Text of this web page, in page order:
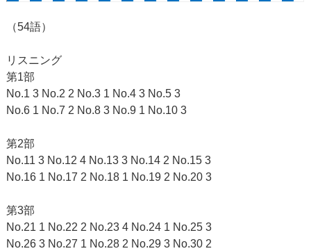
（54語）
リスニング
第1部
No.1 3 No.2 2 No.3 1 No.4 3 No.5 3
No.6 1 No.7 2 No.8 3 No.9 1 No.10 3
第2部
No.11 3 No.12 4 No.13 3 No.14 2 No.15 3
No.16 1 No.17 2 No.18 1 No.19 2 No.20 3
第3部
No.21 1 No.22 2 No.23 4 No.24 1 No.25 3
No.26 3 No.27 1 No.28 2 No.29 3 No.30 2